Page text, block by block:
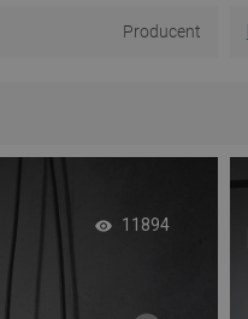
Producent
11894